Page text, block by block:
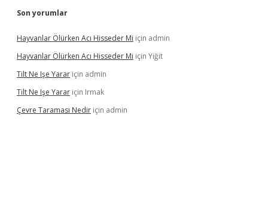
Son yorumlar
Hayvanlar Ölürken Acı Hisseder Mi için admin
Hayvanlar Ölürken Acı Hisseder Mi için Yiğit
Tilt Ne Işe Yarar için admin
Tilt Ne Işe Yarar için Irmak
Çevre Taraması Nedir için admin